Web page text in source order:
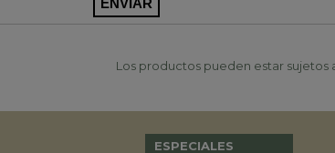
Los productos pueden estar sujetos
ESPECIALES